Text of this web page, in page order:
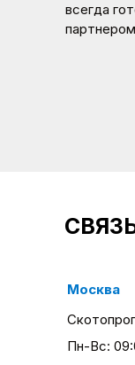
всегда
Москва
Пн-Вс: